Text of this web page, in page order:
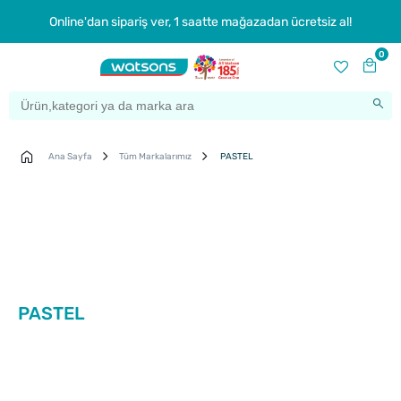
Online'dan sipariş ver, 1 saatte mağazadan ücretsiz al!
0
Ana Sayfa Tüm Markalarımız PASTEL
PASTEL